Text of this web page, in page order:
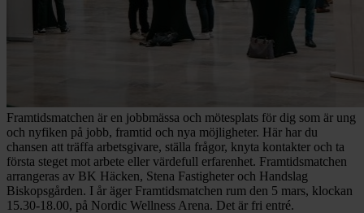
Framtidsmatchen är en jobbmässa och mötesplats för dig som är ung
och nyfiken på jobb, framtid och nya möjligheter. Här har du
chansen att träffa arbetsgivare, ställa frågor, knyta kontakter och ta
första steget mot arbete eller värdefull erfarenhet. Framtidsmatchen
arrangeras av BK Häcken, Stena Fastigheter och Handslag
Biskopsgården. I år äger Framtidsmatchen rum den 5 mars, klockan
15.30-18.00, på Nordic Wellness Arena. Det är fri entré.